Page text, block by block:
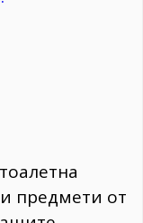
предмети от